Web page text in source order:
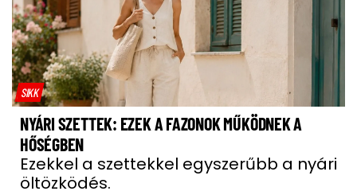
SIKK
NYÁRI SZETTEK: EZEK A FAZONOK MŰKÖDNEK A
HŐSÉGBEN
Ezekkel a szettekkel egyszerűbb a nyári
öltözködés.